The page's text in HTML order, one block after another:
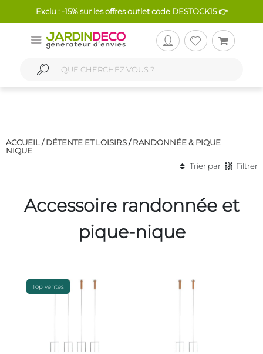
Exclu : -15% sur les offres outlet code DESTOCK15 👉
ACCUEIL / DÉTENTE ET LOISIRS/RANDONNÉE & PIQUE
NIQUE
Trier par
Filtrer
Accessoire randonnée et
pique-nique
Top ventes